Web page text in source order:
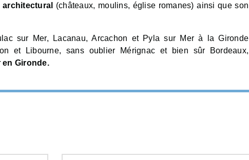
(châteaux, moulins, église romanes) ainsi que son
sur Mer, Lacanau, Arcachon et Pyla sur Mer à la Gironde
et Libourne, sans oublier Mérignac et bien sûr Bordeaux,
Gironde.